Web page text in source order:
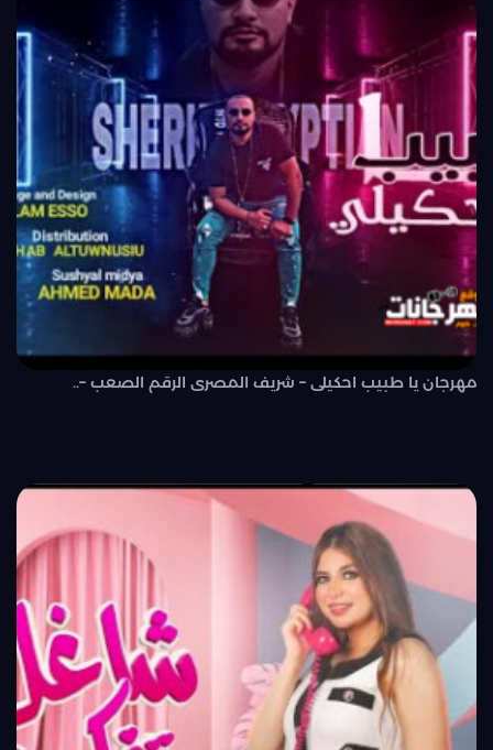
مهرجان يا طبيب احكيلى – شريف المصرى الرقم الصعب –..